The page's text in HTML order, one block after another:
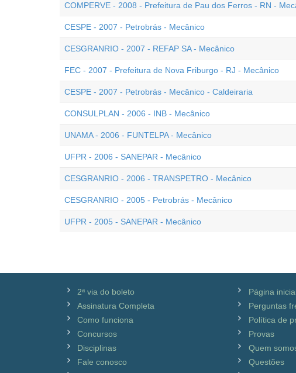
COMPERVE - 2008 - Prefeitura de Pau dos Ferros - RN -
CESPE - 2007 - Petrobrás - Mecânico
CESGRANRIO - 2007 - REFAP SA - Mecânico
FEC - 2007 - Prefeitura de Nova Friburgo - RJ - Mecânico
CESPE - 2007 - Petrobrás - Mecânico - Caldeiraria
CONSULPLAN - 2006 - INB - Mecânico
UNAMA - 2006 - FUNTELPA - Mecânico
UFPR - 2006 - SANEPAR - Mecânico
CESGRANRIO - 2006 - TRANSPETRO - Mecânico
CESGRANRIO - 2005 - Petrobrás - Mecânico
UFPR - 2005 - SANEPAR - Mecânico
2ª via do boleto
Assinatura Completa
Como funciona
Concursos
Disciplinas
Fale conosco
Página inicial
Perguntas
Política de
Provas
Quem
Questões